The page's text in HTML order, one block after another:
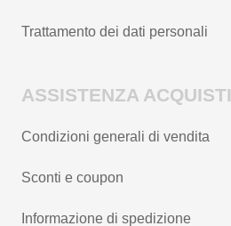
Trattamento dei dati personali
ASSISTENZA ACQUISTI
Condizioni generali di vendita
Sconti e coupon
Informazione di spedizione